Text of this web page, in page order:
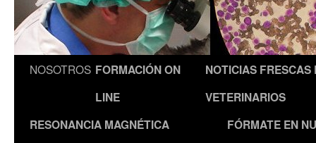
NOSOTROS FORMACIÓN ON
LINE
NOTICIAS FRESCAS
VETERINARIOS
RESONANCIA MAGNÉTICA
FÓRMATE EN